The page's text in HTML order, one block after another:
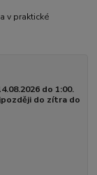
v praktické
do 1:00.
do zítra do